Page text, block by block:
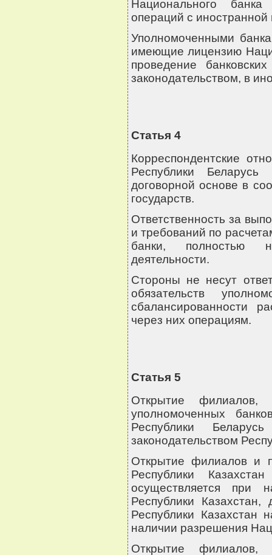
Национального
операций с иностранной
Уполномоченными
имеющие лицензию
проведение
законодательством, в
Статья 4
Корреспондентские
Республики
договорной основе в
государств.
Ответственность за
и требований по
банки, полностью
деятельности.
Стороны не несут
обязательств
сбалансированности
через них операциям.
Статья 5
Открытие филиалов,
уполномоченных
Республики
законодательством
Открытие филиалов и
Республики
осуществляется при
Республики
Республики Казахстан
наличии разрешения
Открытие филиалов,